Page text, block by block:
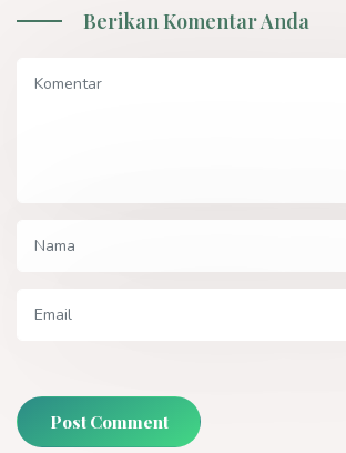
Berikan Komentar Anda
Post Comment